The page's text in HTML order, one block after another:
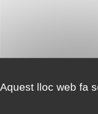
Aquest lloc web fa